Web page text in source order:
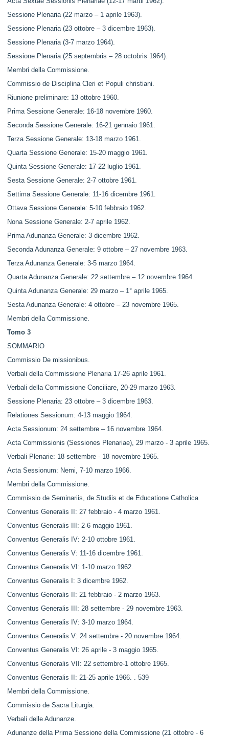
Sessione Plenaria (22 marzo – 1 aprile 1963).
Sessione Plenaria (23 ottobre – 3 dicembre 1963).
Sessione Plenaria (3-7 marzo 1964).
Sessione Plenaria (25 septembris – 28 octobris 1964).
Membri della Commissione.
Commissio de Disciplina Cleri et Populi christiani.
Riunione preliminare: 13 ottobre 1960.
Prima Sessione Generale: 16-18 novembre 1960.
Seconda Sessione Generale: 16-21 gennaio 1961.
Terza Sessione Generale: 13-18 marzo 1961.
Quarta Sessione Generale: 15-20 maggio 1961.
Quinta Sessione Generale: 17-22 luglio 1961.
Sesta Sessione Generale: 2-7 ottobre 1961.
Settima Sessione Generale: 11-16 dicembre 1961.
Ottava Sessione Generale: 5-10 febbraio 1962.
Nona Sessione Generale: 2-7 aprile 1962.
Prima Adunanza Generale: 3 dicembre 1962.
Seconda Adunanza Generale: 9 ottobre – 27 novembre 1963.
Terza Adunanza Generale: 3-5 marzo 1964.
Quarta Adunanza Generale: 22 settembre – 12 novembre 1964.
Quinta Adunanza Generale: 29 marzo – 1° aprile 1965.
Sesta Adunanza Generale: 4 ottobre – 23 novembre 1965.
Membri della Commissione.
Tomo 3
SOMMARIO
Commissio De missionibus.
Verbali della Commissione Plenaria 17-26 aprile 1961.
Verbali della Commissione Conciliare, 20-29 marzo 1963.
Sessione Plenaria: 23 ottobre – 3 dicembre 1963.
Relationes Sessionum: 4-13 maggio 1964.
Acta Sessionum: 24 settembre – 16 novembre 1964.
Acta Commissionis (Sessiones Plenariae), 29 marzo - 3 aprile 1965.
Verbali Plenarie: 18 settembre - 18 novembre 1965.
Acta Sessionum: Nemi, 7-10 marzo 1966.
Membri della Commissione.
Commissio de Seminariis, de Studiis et de Educatione Catholica
Conventus Generalis II: 27 febbraio - 4 marzo 1961.
Conventus Generalis III: 2-6 maggio 1961.
Conventus Generalis IV: 2-10 ottobre 1961.
Conventus Generalis V: 11-16 dicembre 1961.
Conventus Generalis VI: 1-10 marzo 1962.
Conventus Generalis I: 3 dicembre 1962.
Conventus Generalis II: 21 febbraio - 2 marzo 1963.
Conventus Generalis III: 28 settembre - 29 novembre 1963.
Conventus Generalis IV: 3-10 marzo 1964.
Conventus Generalis V: 24 settembre - 20 novembre 1964.
Conventus Generalis VI: 26 aprile - 3 maggio 1965.
Conventus Generalis VII: 22 settembre-1 ottobre 1965.
Conventus Generalis II: 21-25 aprile 1966. . 539
Membri della Commissione.
Commissio de Sacra Liturgia.
Verbali delle Adunanze.
Adunanze della Prima Sessione della Commissione (21 ottobre - 6